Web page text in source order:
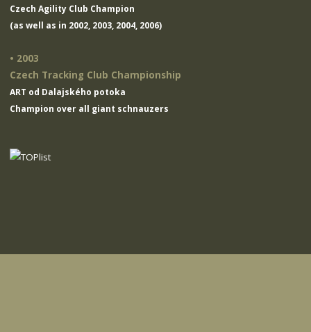
Czech Agility Club Champion
(as well as in 2002, 2003, 2004, 2006)
• 2003
Czech Tracking Club Championship
ART od Dalajského potoka
Champion over all giant schnauzers